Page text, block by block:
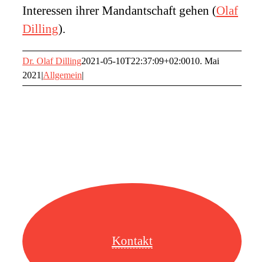
Interessen ihrer Mandantschaft gehen (Olaf
Dilling).
Dr. Olaf Dilling2021-05-10T22:37:09+02:0010. Mai
2021 |Allgemein|
Kontakt